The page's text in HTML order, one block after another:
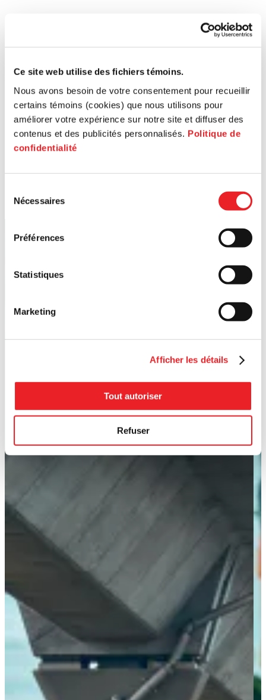
Ce site web utilise des fichiers témoins.
Nous avons besoin de votre consentement pour recueillir
certains témoins (cookies) que nous utilisons pour
améliorer votre expérience sur notre site et diffuser des
contenus et des publicités personnalisés. Politique de
confidentialité
Nécessaires
Préférences
Statistiques
Marketing
Afficher les détails
Tout autoriser
Refuser